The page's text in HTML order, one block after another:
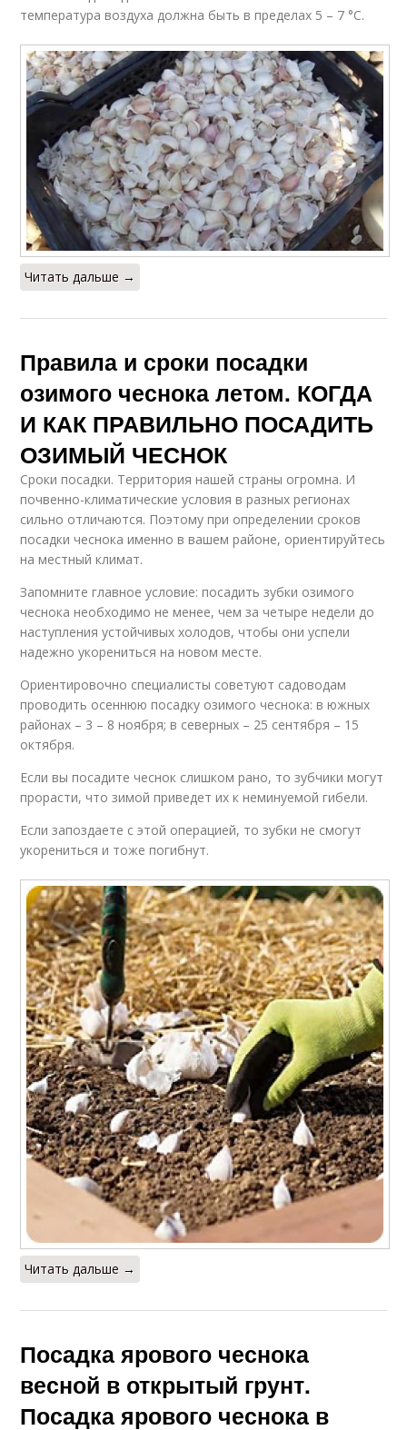
температура воздуха должна быть в пределах 5 – 7 °С.
Читать дальше →
Правила и сроки посадки
озимого чеснока летом. КОГДА
И КАК ПРАВИЛЬНО ПОСАДИТЬ
ОЗИМЫЙ ЧЕСНОК
Сроки посадки. Территория нашей страны огромна. И
почвенно-климатические условия в разных регионах
сильно отличаются. Поэтому при определении сроков
посадки чеснока именно в вашем районе, ориентируйтесь
на местный климат.
Запомните главное условие: посадить зубки озимого
чеснока необходимо не менее, чем за четыре недели до
наступления устойчивых холодов, чтобы они успели
надежно укорениться на новом месте.
Ориентировочно специалисты советуют садоводам
проводить осеннюю посадку озимого чеснока: в южных
районах – 3 – 8 ноября; в северных – 25 сентября – 15
октября.
Если вы посадите чеснок слишком рано, то зубчики могут
прорасти, что зимой приведет их к неминуемой гибели.
Если запоздаете с этой операцией, то зубки не смогут
укорениться и тоже погибнут.
Читать дальше →
Посадка ярового чеснока
весной в открытый грунт.
Посадка ярового чеснока в